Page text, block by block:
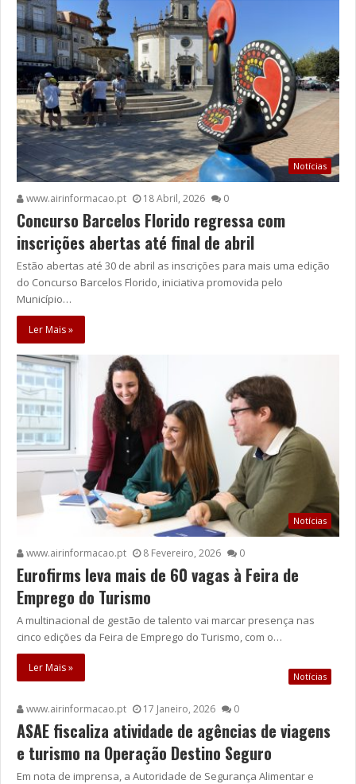
Notícias
www.airinformacao.pt 18 Abril, 2026 0
Concurso Barcelos Florido regressa com
inscrições abertas até final de abril
Estão abertas até 30 de abril as inscrições para mais uma edição
do Concurso Barcelos Florido, iniciativa promovida pelo
Município…
Ler Mais »
Notícias
www.airinformacao.pt 8 Fevereiro, 2026 0
Eurofirms leva mais de 60 vagas à Feira de
Emprego do Turismo
A multinacional de gestão de talento vai marcar presença nas
cinco edições da Feira de Emprego do Turismo, com o…
Ler Mais »
Notícias
www.airinformacao.pt 17 Janeiro, 2026 0
ASAE fiscaliza atividade de agências de viagens
e turismo na Operação Destino Seguro
Em nota de imprensa, a Autoridade de Segurança Alimentar e